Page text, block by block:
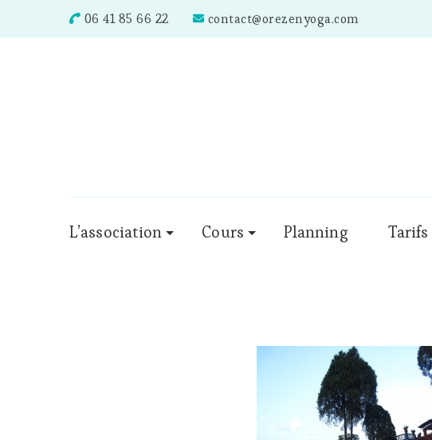
06 41 85 66 22 contact@orezenyoga.com
L’association Cours Planning Tarifs